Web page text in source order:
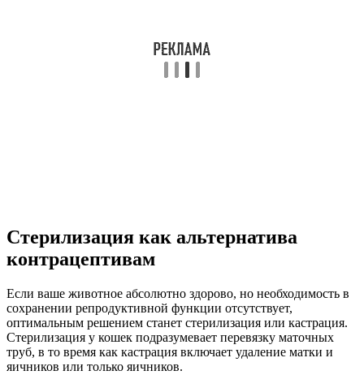
Стерилизация как альтернатива
контрацептивам
Если ваше животное абсолютно здорово, но необходимость в
сохранении репродуктивной функции отсутствует,
оптимальным решением станет стерилизация или кастрация.
Стерилизация у кошек подразумевает перевязку маточных
труб, в то время как кастрация включает удаление матки и
яичников или только яичников.